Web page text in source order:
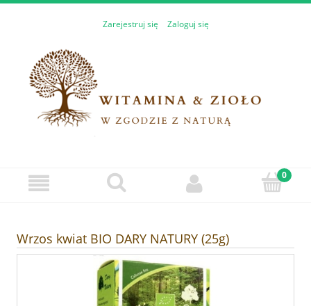
Zarejestruj się Zaloguj się
Wrzos kwiat BIO DARY NATURY (25g)